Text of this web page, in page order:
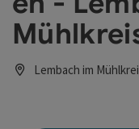
Lembach im